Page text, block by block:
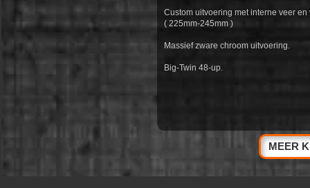
Custom uitvoering met interne veer
( 225mm-245mm )
Massief zware chroom uitvoering.
Big-Twin 48-up.
MEER